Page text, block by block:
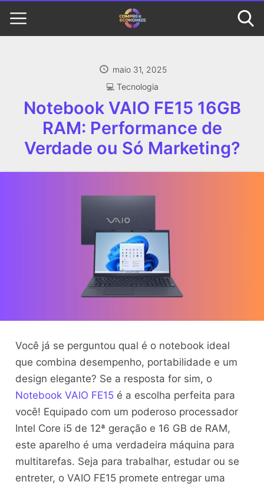
maio 31, 2025
‍💻 Tecnologia
Notebook VAIO FE15 16GB
RAM: Performance de
Verdade ou Só Marketing?
Você já se perguntou qual é o notebook ideal
que combina desempenho, portabilidade e um
design elegante? Se a resposta for sim, o
Notebook VAIO FE15é a escolha perfeita para
você! Equipado com um poderoso processador
Intel Core i5 de 12ª geração e 16 GB de RAM,
este aparelho é uma verdadeira máquina para
multitarefas. Seja para trabalhar, estudar ou se
entreter, o VAIO FE15 promete entregar uma